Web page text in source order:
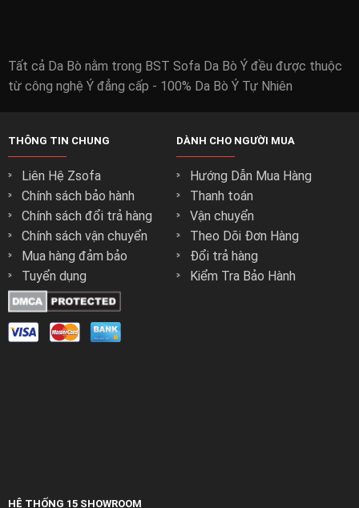
Tất cả Da Bò nằm trong BST Sofa Da Bò Ý đều được thuộc
từ công nghệ Ý đẳng cấp - 100% Da Bò Ý Tự Nhiên
Liên Hệ Zsofa
Chính sách bảo hành
Chính sách đổi trả hàng
Chính sách vận chuyển
Mua hàng đảm bảo
Tuyển dụng
Hướng Dẫn Mua Hàng
Thanh toán
Vận chuyển
Theo Dõi Đơn Hàng
Đổi trả hàng
Hotline:0878.488.488-BẢN ĐỒ